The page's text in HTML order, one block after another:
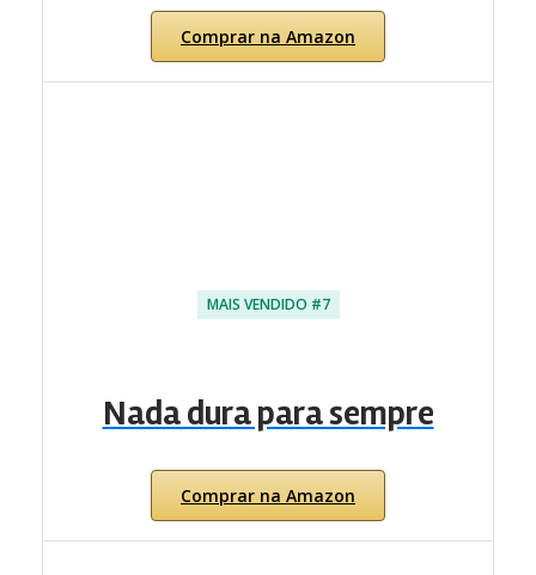
Comprar na Amazon
MAIS VENDIDO #7
Nada dura para sempre
Comprar na Amazon